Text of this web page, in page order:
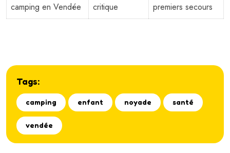
camping en Vendée
critique
premiers secours
Tags:
camping enfant noyade santé
vendée